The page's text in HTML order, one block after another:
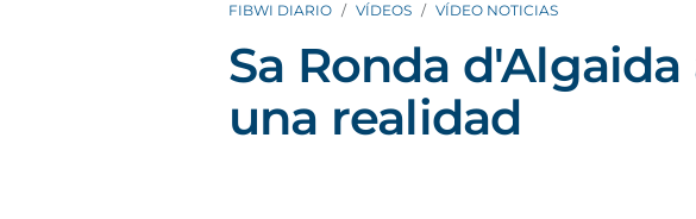
FIBWI DIARIO VÍDEOS VÍDEO NOTICIAS
Sa Ronda
una realidad